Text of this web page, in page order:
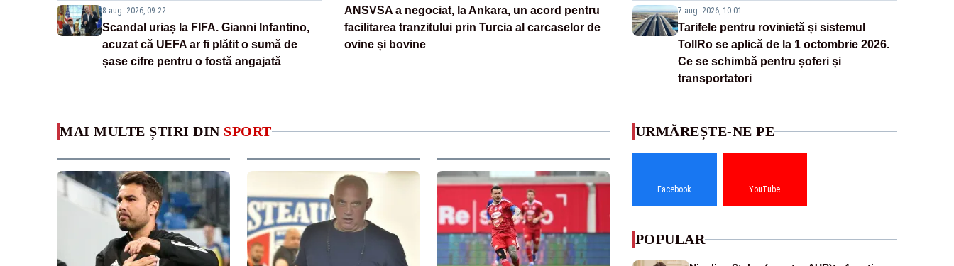
8 aug. 2026, 09:22
Scandal uriaș la FIFA. Gianni Infantino,
acuzat că UEFA ar fi plătit o sumă de
șase cifre pentru o fostă angajată
ANSVSA a negociat, la Ankara, un acord pentru
facilitarea tranzitului prin Turcia al carcaselor de
ovine și bovine
7 aug. 2026, 10:01
Tarifele pentru rovinietă și sistemul
TollRo se aplică de la 1 octombrie 2026.
Ce se schimbă pentru șoferi și
transportatori
MAI MULTE ȘTIRI DIN SPORT URMĂREȘTE-NE PE
Facebook YouTube
POPULAR